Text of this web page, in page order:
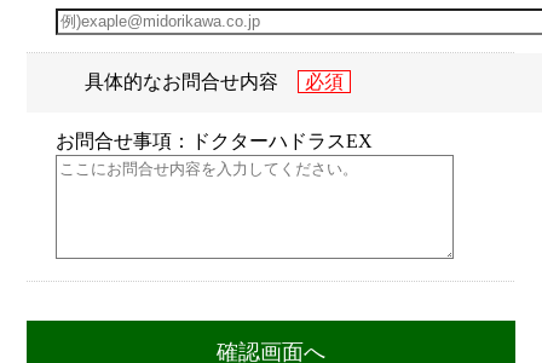
具体的なお問合せ内容
お問合せ事項：ドクターハドラスEX